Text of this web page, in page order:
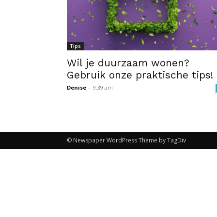
Tips
Wil je duurzaam wonen?
Gebruik onze praktische tips!
Denise - 9:39 am
© Newspaper WordPress Theme by TagDiv